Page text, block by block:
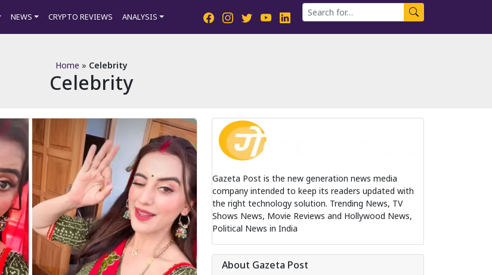
NEWS CRYPTO REVIEWS ANALYSIS
Home » Celebrity
Celebrity
Gazeta Post is the new generation news media
company intended to keep its readers updated with
the right technology solution. Trending News, TV
Shows News, Movie Reviews and Hollywood News,
Political News in India
About Gazeta Post